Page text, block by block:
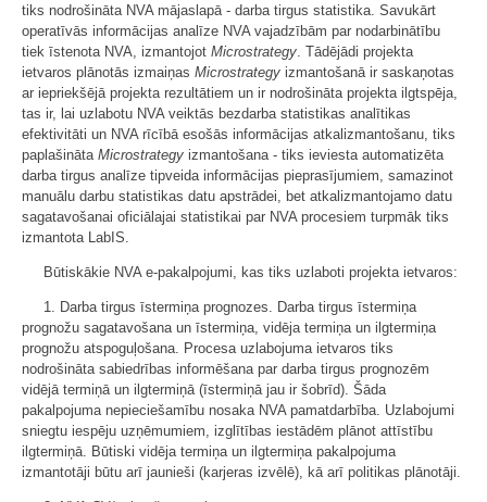
tiks nodrošināta NVA mājaslapā - darba tirgus statistika. Savukārt
operatīvās informācijas analīze NVA vajadzībām par nodarbinātību
tiek īstenota NVA, izmantojot Microstrategy . Tādējādi projekta
ietvaros plānotās izmaiņas Microstrategy izmantošanā ir saskaņotas
ar iepriekšējā projekta rezultātiem un ir nodrošināta projekta ilgtspēja,
tas ir, lai uzlabotu NVA veiktās bezdarba statistikas analītikas
efektivitāti un NVA rīcībā esošās informācijas atkalizmantošanu, tiks
paplašināta Microstrategy izmantošana - tiks ieviesta automatizēta
darba tirgus analīze tipveida informācijas pieprasījumiem, samazinot
manuālu darbu statistikas datu apstrādei, bet atkalizmantojamo datu
sagatavošanai oficiālajai statistikai par NVA procesiem turpmāk tiks
izmantota LabIS.
Būtiskākie NVA e-pakalpojumi, kas tiks uzlaboti projekta ietvaros:
1. Darba tirgus īstermiņa prognozes. Darba tirgus īstermiņa
prognožu sagatavošana un īstermiņa, vidēja termiņa un ilgtermiņa
prognožu atspoguļošana. Procesa uzlabojuma ietvaros tiks
nodrošināta sabiedrības informēšana par darba tirgus prognozēm
vidējā termiņā un ilgtermiņā (īstermiņā jau ir šobrīd). Šāda
pakalpojuma nepieciešamību nosaka NVA pamatdarbība. Uzlabojumi
sniegtu iespēju uzņēmumiem, izglītības iestādēm plānot attīstību
ilgtermiņā. Būtiski vidēja termiņa un ilgtermiņa pakalpojuma
izmantotāji būtu arī jaunieši (karjeras izvēlē), kā arī politikas plānotāji.